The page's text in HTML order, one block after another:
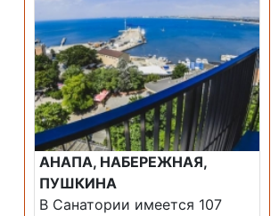
АНАПА, НАБЕРЕЖНАЯ,
ПУШКИНА
В Санатории имеется 107